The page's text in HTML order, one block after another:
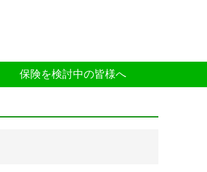
保険を検討中の皆様へ